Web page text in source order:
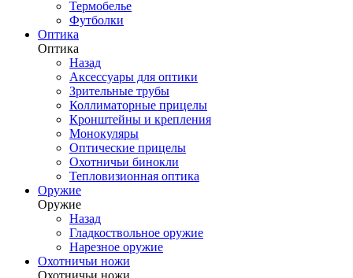
Термобелье
Футболки
Оптика
Оптика
Назад
Аксессуары для оптики
Зрительные трубы
Коллиматорные прицелы
Кронштейны и крепления
Монокуляры
Оптические прицелы
Охотничьи бинокли
Тепловизионная оптика
Оружие
Оружие
Назад
Гладкоствольное оружие
Нарезное оружие
Охотничьи ножи
Охотничьи ножи